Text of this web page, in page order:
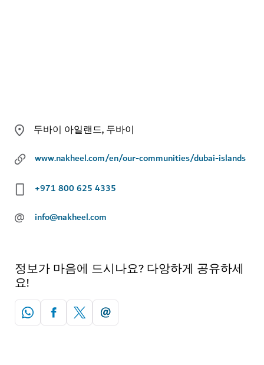
두바이 아일랜드, 두바이
www.nakheel.com/en/our-communities/dubai-islands
+971 800 625 4335
@ info@nakheel.com
정보가 마음에 드시나요? 다앙하게 공유하세
요!